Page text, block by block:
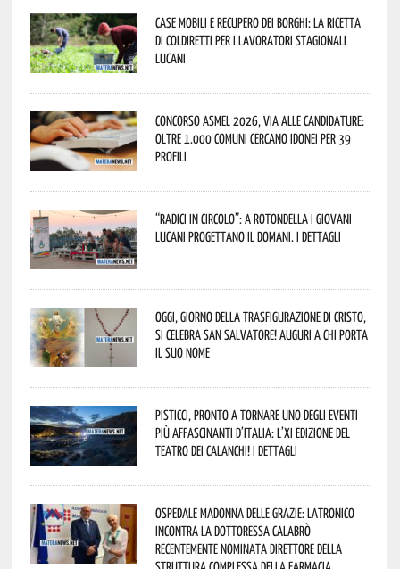
Case mobili e recupero dei borghi: la ricetta
di Coldiretti per i lavoratori stagionali
lucani
Concorso Asmel 2026, via alle candidature:
oltre 1.000 Comuni cercano idonei per 39
profili
“Radici in Circolo”: a Rotondella i giovani
lucani progettano il domani. I dettagli
Oggi, giorno della Trasfigurazione di Cristo,
si celebra San Salvatore! Auguri a chi porta
il suo nome
Pisticci, pronto a tornare uno degli eventi
più affascinanti d’Italia: l’XI edizione del
Teatro dei Calanchi! I dettagli
Ospedale Madonna delle Grazie: Latronico
incontra la dottoressa Calabrò
recentemente nominata Direttore della